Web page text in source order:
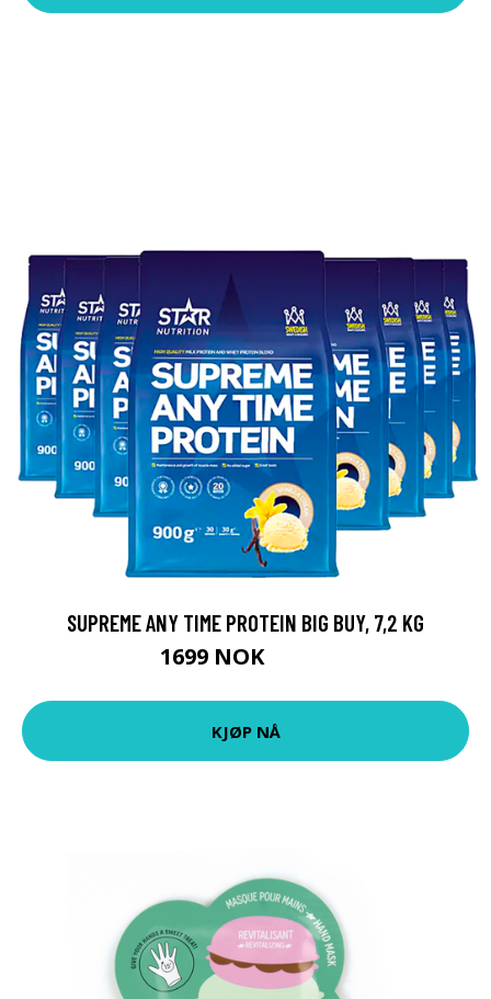
SUPREME ANY TIME PROTEIN BIG BUY, 7,2 KG
1699 NOK
KJØP NÅ